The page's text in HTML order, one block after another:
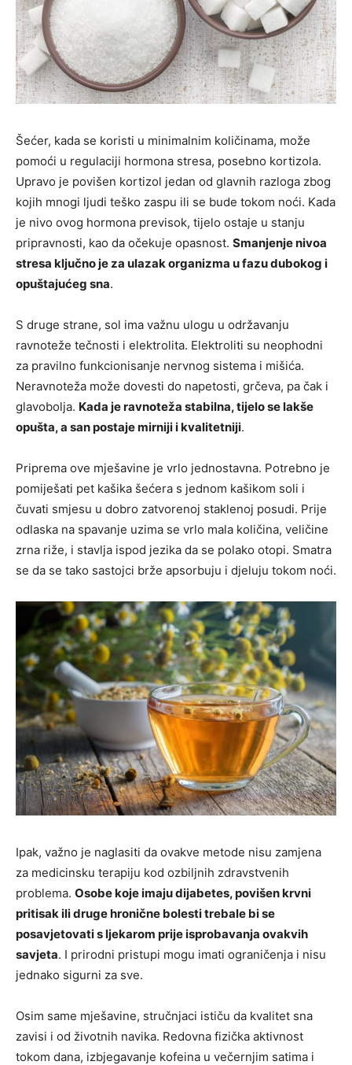
Šećer, kada se koristi u minimalnim količinama, može
pomoći u regulaciji hormona stresa, posebno kortizola.
Upravo je povišen kortizol jedan od glavnih razloga zbog
kojih mnogi ljudi teško zaspu ili se bude tokom noći. Kada
je nivo ovog hormona previsok, tijelo ostaje u stanju
pripravnosti, kao da očekuje opasnost. Smanjenje nivoa
stresa ključno je za ulazak organizma u fazu dubokog i
opuštajućeg sna.
S druge strane, sol ima važnu ulogu u održavanju
ravnoteže tečnosti i elektrolita. Elektroliti su neophodni
za pravilno funkcionisanje nervnog sistema i mišića.
Neravnoteža može dovesti do napetosti, grčeva, pa čak i
glavobolja. Kada je ravnoteža stabilna, tijelo se lakše
opušta, a san postaje mirniji i kvalitetniji.
Priprema ove mješavine je vrlo jednostavna. Potrebno je
pomiješati pet kašika šećera s jednom kašikom soli i
čuvati smjesu u dobro zatvorenoj staklenoj posudi. Prije
odlaska na spavanje uzima se vrlo mala količina, veličine
zrna riže, i stavlja ispod jezika da se polako otopi. Smatra
se da se tako sastojci brže apsorbuju i djeluju tokom noći.
Ipak, važno je naglasiti da ovakve metode nisu zamjena
za medicinsku terapiju kod ozbiljnih zdravstvenih
problema. Osobe koje imaju dijabetes, povišen krvni
pritisak ili druge hronične bolesti trebale bi se
posavjetovati s ljekarom prije isprobavanja ovakvih
savjeta. I prirodni pristupi mogu imati ograničenja i nisu
jednako sigurni za sve.
Osim same mješavine, stručnjaci ističu da kvalitet sna
zavisi i od životnih navika. Redovna fizička aktivnost
tokom dana, izbjegavanje kofeina u večernjim satima i